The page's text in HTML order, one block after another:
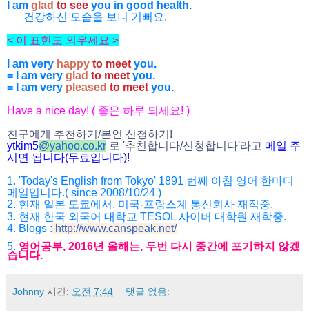
I am glad to see you in good health.
건강하신 모습을 보니 기뻐요.
< 이 표현도 외우세요 >
I am very happy to meet you.
= I am very glad to meet you.
= I am very pleased to meet you.
Have a nice day! ( 좋은 하루 되세요! )
친구에게 추천하기/본인 신청하기!
ytkim5@yahoo.co.kr 로 '추천합니다/신청합니다'라고 메일 주
시면 됩니다(무료입니다)!
1. 'Today's English from Tokyo' 1891 번째 아침 영어 한마디
메일입니다.( since 2008/10/24 )
2. 현재 일본 도쿄에서, 미국-프랑스계 통신회사 재직중.
3. 현재 한국 외국어 대학교 TESOL 사이버 대학원 재학중.
4. Blogs : http://www.canspeak.net/
5. 영어공부, 2016년 올해는, 두번 다시 중간에 포기하지 않겠
습니다.
Johnny 시간: 오전 7:44 댓글 없음: